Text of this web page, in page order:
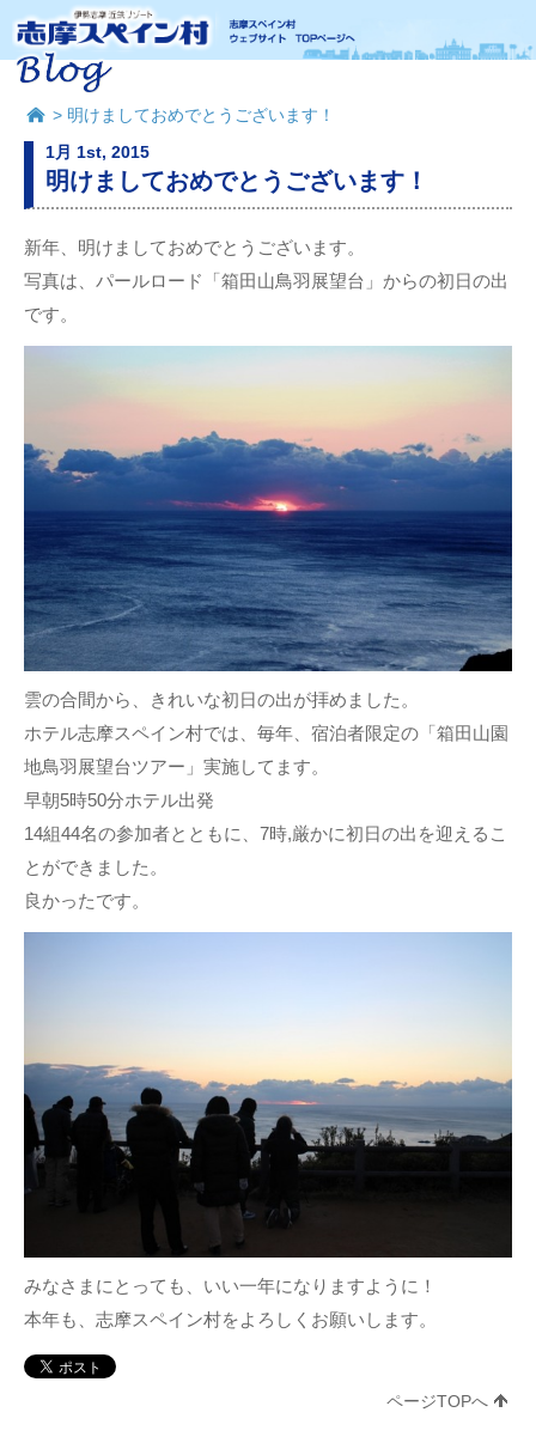
> 明けましておめでとうございます！
1月 1st, 2015
明けましておめでとうございます！
新年、明けましておめでとうございます。
写真は、パールロード「箱田山鳥羽展望台」からの初日の出
です。
雲の合間から、きれいな初日の出が拝めました。
ホテル志摩スペイン村では、毎年、宿泊者限定の「箱田山園
地鳥羽展望台ツアー」実施してます。
早朝5時50分ホテル出発
14組44名の参加者とともに、7時,厳かに初日の出を迎えるこ
とができました。
良かったです。
みなさまにとっても、いい一年になりますように！
本年も、志摩スペイン村をよろしくお願いします。
ページTOPへ